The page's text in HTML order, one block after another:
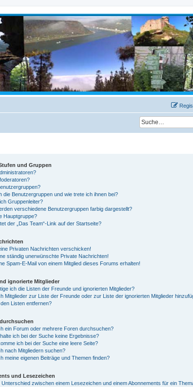
und Gruppen
die Benutzergruppen und wie trete ich ihnen bei?
Gruppenleiter?
verschiedene Benutzergruppen farbig dargestellt?
Hauptgruppe?
der „Das Team“-Link auf der Startseite?
Privaten Nachrichten verschicken!
ständig unerwünschte Private Nachrichten!
Spam-E-Mail von einem Mitglied dieses Forums erhalten!
ignorierte Mitglieder
ich die Listen der Freunde und ignorierten Mitglieder?
Mitglieder zur Liste der Freunde oder zur Liste der ignorierten Mitglieder
Listen entfernen?
ein Forum oder mehrere Foren durchsuchen?
ich bei der Suche keine Ergebnisse?
ich bei der Suche eine leere Seite?
nach Mitgliedern suchen?
meine eigenen Beiträge und Themen finden?
und Lesezeichen
Unterschied zwischen einem Lesezeichen und einem Abonnements für ein